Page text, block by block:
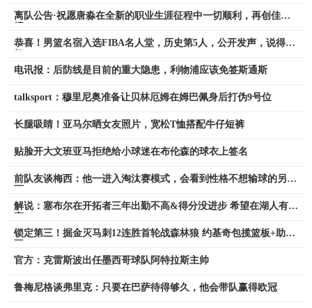
离队公告·祝愿唐淼在全新的职业生涯征程中一切顺利，再创佳
恭喜！男篮名宿入选FIBA名人堂，历史第5人，公开发声，说得真
电讯报：后防线是目前的重大隐患，利物浦应该免签斯通斯
talksport：穆里尼奥准备让贝林厄姆在姆巴佩身后打伪9号位
长腿吸睛！亚马尔晒女友照片，宽松T恤搭配牛仔短裤
贴脸开大文班亚马拒绝给小球迷在布伦森的球衣上签名
前队友谈梅西：他一进入淘汰赛模式，会看到性格不想输球的另一
解说：塞布尔在开拓者三年出勤不高&得分没进步 希望在湖人有提
锁定第三！掘金灭马刺12连胜首轮战森林狼 约基奇包揽篮板+助攻
官方：克雷斯波出任墨西哥球队阿特拉斯主帅
鲁梅尼格谈弗里克：只要在巴萨待得够久，他会带队赢得欧冠